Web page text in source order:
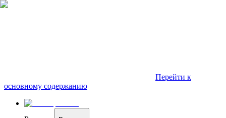
Перейти к
основному содержанию